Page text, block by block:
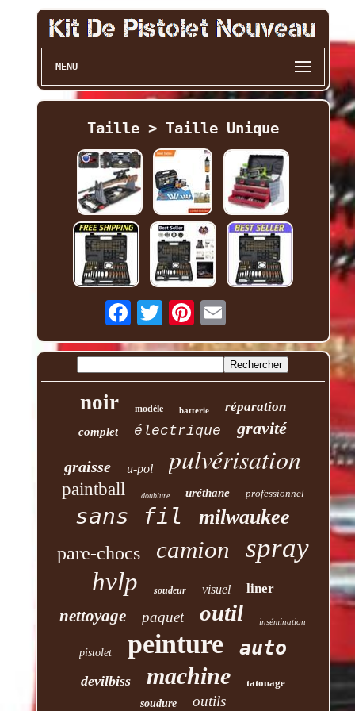
MENU
Taille > Taille Unique
noir modèle batterie réparation
complet électrique gravité
graisse u-pol pulvérisation
paintball doublure uréthane professionnel
sans fil milwaukee
pare-chocs camion spray
hvlp soudeur visuel liner
nettoyage paquet outil insémination
pistolet peinture auto
devilbiss machine
tatouage
soudure
outils